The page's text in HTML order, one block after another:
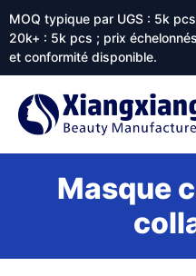
MOQ typique par UGS : 5k
20k+ : 5k pcs ; prix
et conformité disponible.
Masque